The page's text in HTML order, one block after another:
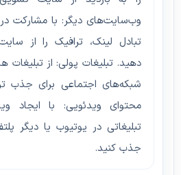
وب‌سایت‌های دیگر: با مشارکت
تبادل لینک، ترافیک را از
دهید. تبلیغات پولی: از تبلیغات
شبکه‌های اجتماعی برای جذب
محتوای ویدئویی: با ایجاد
تبلیغاتی در یوتیوب یا دیگر
جذب کنید.